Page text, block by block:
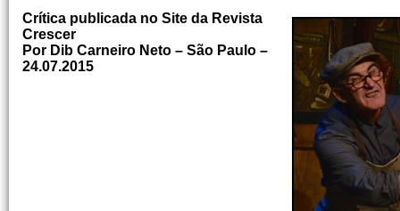
Crítica publicada no Site da Revista
Crescer
Por Dib Carneiro Neto – São Paulo –
24.07.2015